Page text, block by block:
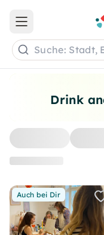
Drink
Auch bei Dir
Open main menu
Suche: Stadt,